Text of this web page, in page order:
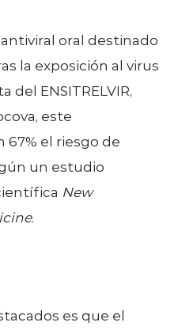
oral destinado
la exposición al virus
ENSITRELVIR,
este
el riesgo de
un estudio
New
.
es que el